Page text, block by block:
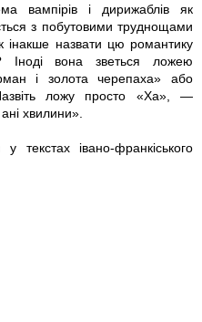
вампірів і дирижаблів як
з побутовими труднощами
інакше назвати цю романтику
Іноді вона зветься ложею
і золота черепаха» або
ложу просто «Ха», —
хвилини».
текстах івано-франкіського